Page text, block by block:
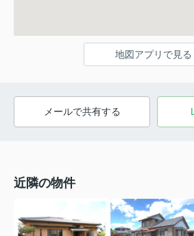
地図アプリで見る
メールで共有する
近隣の物件